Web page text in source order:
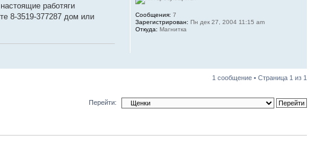
работяги
8-3519-377287 дом или
Сообщения: 7
Зарегистрирован: Пн дек 27, 2004 11:15 am
Откуда: Магнитка
1 сообщение • Страница 1 из 1
Перейти: